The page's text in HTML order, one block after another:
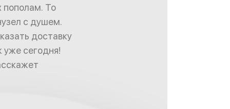
пополам. То
с душем.
доставку
уже сегодня!